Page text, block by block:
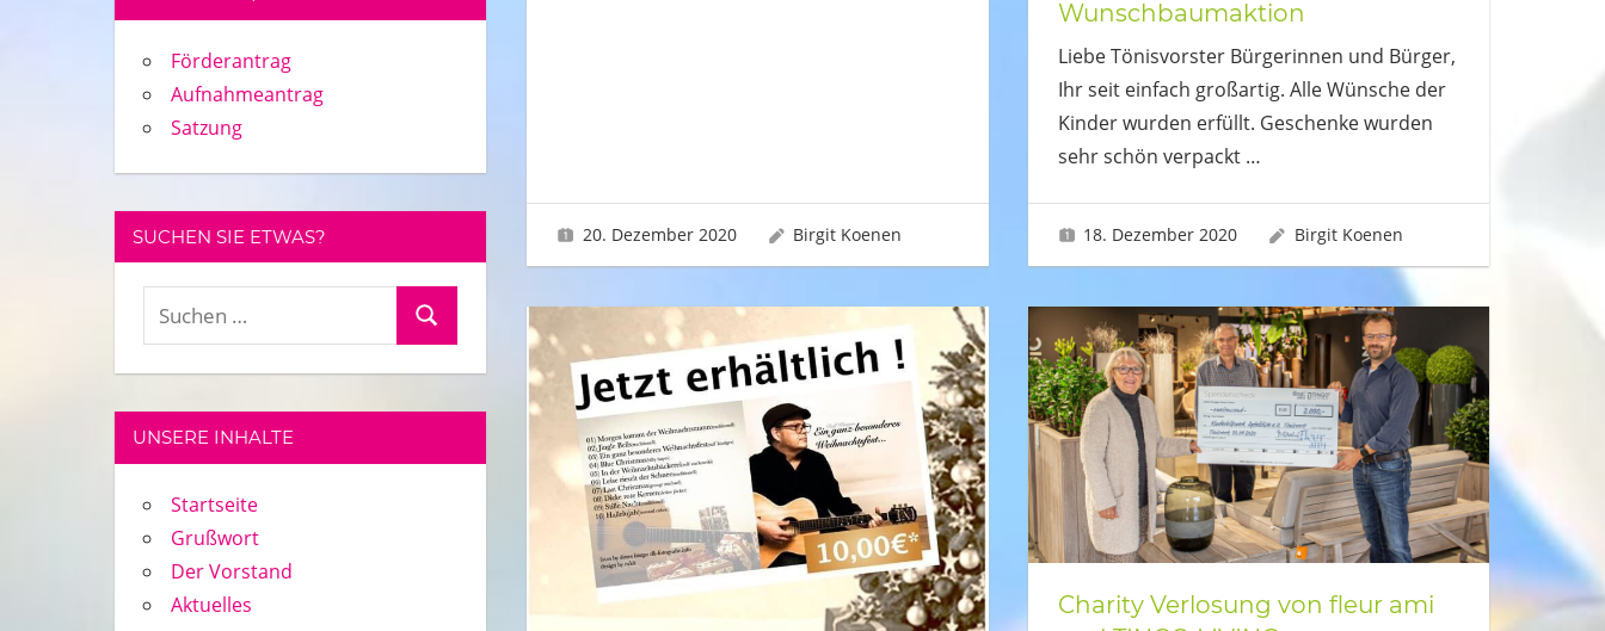
20. Dezember 2020 Birgit Koenen
Wunschbaumaktion
Liebe Tönisvorster Bürgerinnen und Bürger,
Ihr seit einfach großartig. Alle Wünsche der
Kinder wurden erfüllt. Geschenke wurden
sehr schön verpackt …
18. Dezember 2020 Birgit Koenen
Charity Verlosung von fleur ami
Förderantrag
Aufnahmeantrag
Satzung
SUCHEN SIE ETWAS?
Suchen
Suchen
UNSERE INHALTE
Startseite
Grußwort
Der Vorstand
Aktuelles